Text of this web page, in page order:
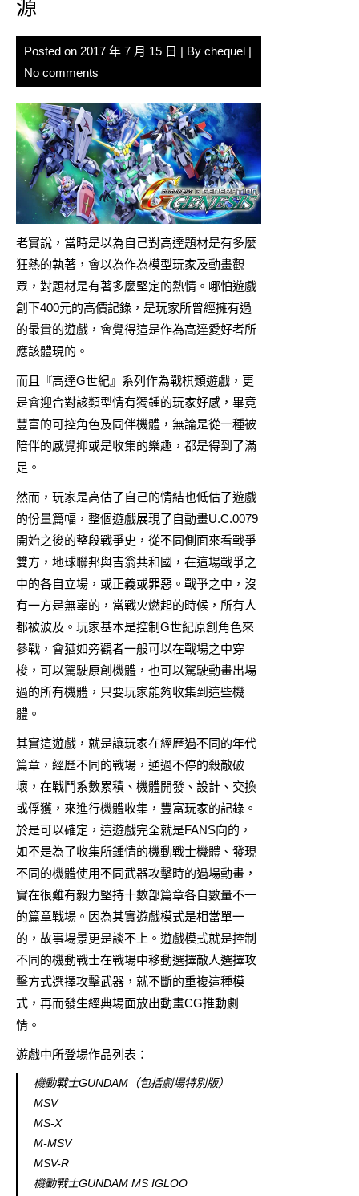
源
Posted on 2017 年 7 月 15 日 | By chequel |
No comments
老實說，當時是以為自己對高達題材是有多麼
狂熱的執著，會以為作為模型玩家及動畫觀
眾，對題材是有著多麼堅定的熱情。哪怕遊戲
創下400元的高價記錄，是玩家所曾經擁有過
的最貴的遊戲，會覺得這是作為高達愛好者所
應該體現的。
而且『高達G世紀』系列作為戰棋類遊戲，更
是會迎合對該類型情有獨鍾的玩家好感，畢竟
豐富的可控角色及同伴機體，無論是從一種被
陪伴的感覺抑或是收集的樂趣，都是得到了滿
足。
然而，玩家是高估了自己的情結也低估了遊戲
的份量篇幅，整個遊戲展現了自動畫U.C.0079
開始之後的整段戰爭史，從不同側面來看戰爭
雙方，地球聯邦與吉翁共和國，在這場戰爭之
中的各自立場，或正義或罪惡。戰爭之中，沒
有一方是無辜的，當戰火燃起的時候，所有人
都被波及。玩家基本是控制G世紀原創角色來
參戰，會猶如旁觀者一般可以在戰場之中穿
梭，可以駕駛原創機體，也可以駕駛動畫出場
過的所有機體，只要玩家能夠收集到這些機
體。
其實這遊戲，就是讓玩家在經歷過不同的年代
篇章，經歷不同的戰場，通過不停的殺敵破
壞，在戰鬥系數累積、機體開發、設計、交換
或俘獲，來進行機體收集，豐富玩家的記錄。
於是可以確定，這遊戲完全就是FANS向的，
如不是為了收集所鍾情的機動戰士機體、發現
不同的機體使用不同武器攻擊時的過場動畫，
實在很難有毅力堅持十數部篇章各自數量不一
的篇章戰場。因為其實遊戲模式是相當單一
的，故事場景更是談不上。遊戲模式就是控制
不同的機動戰士在戰場中移動選擇敵人選擇攻
擊方式選擇攻擊武器，就不斷的重複這種模
式，再而發生經典場面放出動畫CG推動劇
情。
遊戲中所登場作品列表：
機動戰士GUNDAM（包括劇場特別版）
MSV
MS-X
M-MSV
MSV-R
機動戰士GUNDAM MS IGLOO